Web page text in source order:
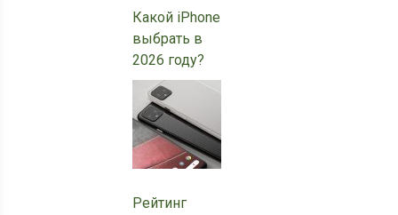
Какой iPhone
выбрать в
2026 году?
Рейтинг